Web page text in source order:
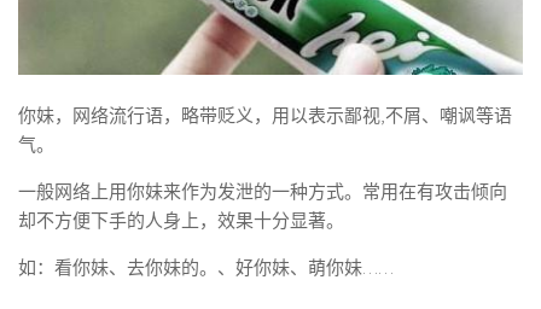
你妹，网络流行语，略带贬义，用以表示鄙视,不屑、嘲讽等语
气。
一般网络上用你妹来作为发泄的一种方式。常用在有攻击倾向
却不方便下手的人身上，效果十分显著。
如：看你妹、去你妹的。、好你妹、萌你妹……